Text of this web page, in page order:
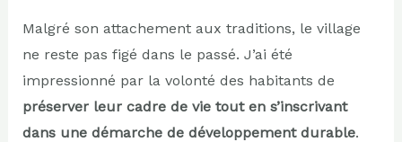
Malgré son attachement aux traditions, le village
ne reste pas figé dans le passé. J’ai été
impressionné par la volonté des habitants de
préserver leur cadre de vie tout en s’inscrivant
dans une démarche de développement durable.